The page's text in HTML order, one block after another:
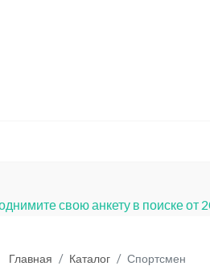
свою анкету в поиске от
Главная Каталог Спортсмен